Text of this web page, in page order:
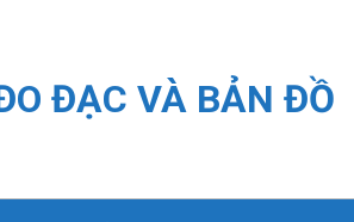
ĐẠC VÀ BẢN ĐỒ